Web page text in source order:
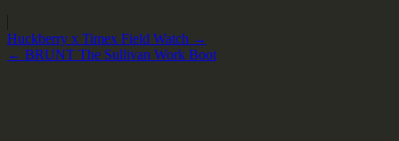
Beitragsnavigation
Huckberry x Timex Field Watch →
← BRUNT The Sullivan Work Boot